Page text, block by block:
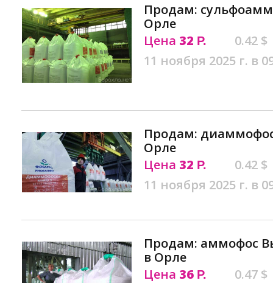
Продам:
Орле
Цена 32 Р.
0.42 $
11 ноября 2025 г. в
Продам:
Орле
Цена 32 Р.
0.42 $
11 ноября 2025 г. в
Продам: аммофос
в Орле
Цена 36 Р.
0.47 $